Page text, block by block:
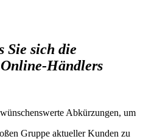
Sie sich die
Händlers
Abkürzungen, um
Gruppe aktueller Kunden zu